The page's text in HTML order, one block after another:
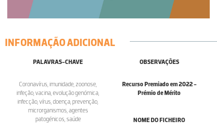
INFORMAÇÃO ADICIONAL
PALAVRAS-CHAVE
Coronavírus, imunidade, zoonose,
infeção, vacina, evolução genómica,
infecção, vírus, doença, prevenção,
microrganismos, agentes
patogénicos, saúde
OBSERVAÇÕES
Recurso Premiado em 2022 -
Prémio de Mérito
NOME DO FICHEIRO